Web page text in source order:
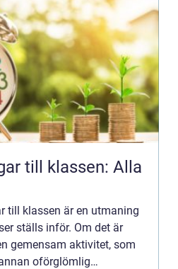
till klassen: Alla
till klassen är en utmaning
ställs inför. Om det är
gemensam aktivitet, som
oförglömlig